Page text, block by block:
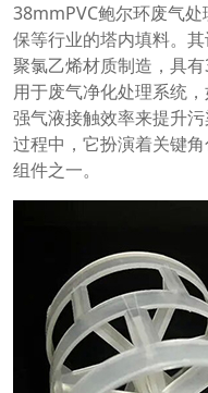
38mmPVC鲍尔环废气
保等行业的塔内填料。
聚氯乙烯材质制造，具
用于废气净化处理系统
强气液接触效率来提升
过程中，它扮演着关键
组件之一。